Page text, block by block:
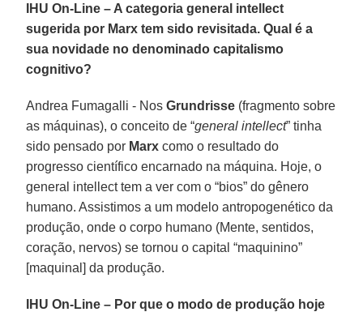
IHU On-Line – A categoria general intellect
sugerida por Marx tem sido revisitada. Qual é a
sua novidade no denominado capitalismo
cognitivo?
Andrea Fumagalli - NosGrundrisse (fragmento sobre
as máquinas), o conceito de “general intellect” tinha
sido pensado por Marx como o resultado do
progresso científico encarnado na máquina. Hoje, o
general intellect tem a ver com o “bios” do gênero
humano. Assistimos a um modelo antropogenético da
produção, onde o corpo humano (Mente, sentidos,
coração, nervos) se tornou o capital “maquinino”
[maquinal] da produção.
IHU On-Line – Por que o modo de produção hoje